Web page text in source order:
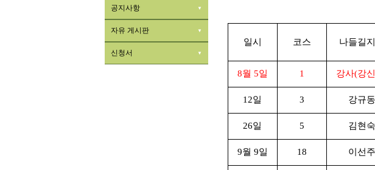
공지사항
자유 게시판
신청서
일시 코스 나들길지
8월 5일 1 강사(강
12일 3 강규동
26일 5 김현숙
9월 9일 18 이선주